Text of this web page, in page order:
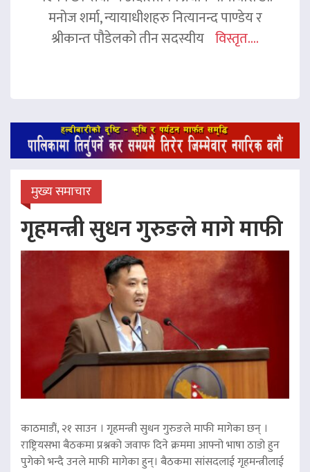
मनोज शर्मा, न्यायाधीशहरु नित्यानन्द पाण्डेय र
श्रीकान्त पौडेलको तीन सदस्यीय विस्तृत....
मुख्य समाचार
गृहमन्त्री सुधन गुरुङले मागे माफी
काठमाडौं, २१ साउन । गृहमन्त्री सुधन गुरुङले माफी मागेका छन् ।
राष्ट्रियसभा बैठकमा प्रश्नको जवाफ दिने क्रममा आफ्नो भाषा ठाडो हुन
पुगेको भन्दै उनले माफी मागेका हुन्। बैठकमा सांसदलाई गृहमन्त्रीलाई